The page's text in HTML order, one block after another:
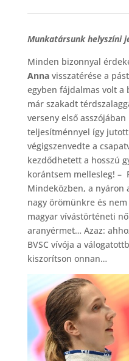
Munkatársunk helyszíni
Minden bizonnyal
Annavisszatérése a
egyben fájdalmas volt
már szakadt
verseny első
teljesítménnyel így
végigszenvedte a
kezdődhetett a hosszú
korántsem mellesleg! –
Mindeközben, a nyáron
nagy örömünkre és
magyar vívástörténeti
aranyérmet… Azaz:
BVSC vívója a
kiszorítson onnan…